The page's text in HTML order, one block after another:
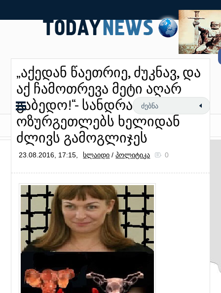
„აქედან წაეთრიე, ძუკნავ, და
აქ ჩამოთრევა მეტი აღარ
გაბედო!“- სანდრა
ოზურგეთლებს ხელიდან
ძლივს გამოგლიჯეს
23.08.2016, 17:15, სლაიდი /პოლიტიკა 0